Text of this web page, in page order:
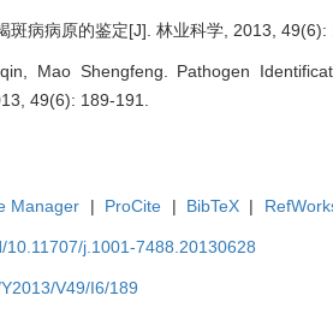
病病原的鉴定[J]. 林业科学, 2013, 49(6):
Mao Shengfeng. Pathogen
49(6): 189-191.
Manager | ProCite | BibTeX |
10.11707/j.1001-7488.20130628
V49/I6/189